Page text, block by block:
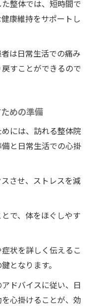
整体では、短時間で
康維持をサポートし
は日常生活での痛み
すことができるので
めの準備
には、訪れる整体院
と日常生活での心掛
させ、ストレスを減
で、体をほぐしやす
状を詳しく伝えるこ
となります。
ドバイスに従い、日
心掛けることが、効